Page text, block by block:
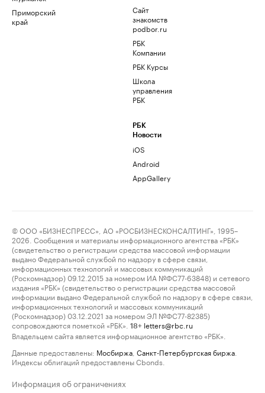
Приморский
край
Сайт
знакомств
podbor.ru
РБК
Компании
РБК Курсы
Школа
управления
РБК
РБК
Новости
iOS
Android
AppGallery
© ООО «БИЗНЕСПРЕСС», АО «РОСБИЗНЕСКОНСАЛТИНГ», 1995–
2026. Сообщения и материалы информационного агентства «РБК»
(свидетельство о регистрации средства массовой информации
выдано Федеральной службой по надзору в сфере связи,
информационных технологий и массовых коммуникаций
(Роскомнадзор) 09.12.2015 за номером ИА №ФС77-63848) и сетевого
издания «РБК» (свидетельство о регистрации средства массовой
информации выдано Федеральной службой по надзору в сфере связи,
информационных технологий и массовых коммуникаций
(Роскомнадзор) 03.12.2021 за номером ЭЛ №ФС77-82385)
сопровождаются пометкой «РБК».
18+ letters@rbc.ru
Владельцем сайта является информационное агентство «РБК».
Данные предоставлены: Мосбиржа Санкт-Петербургская биржа
Индексы облигаций предоставлены Cbonds.
Информация об ограничениях